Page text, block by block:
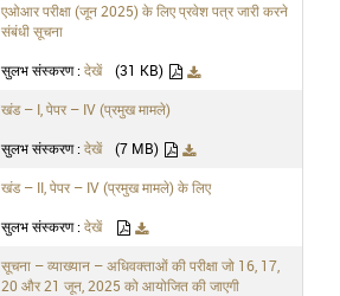
एओआर परीक्षा (जून 2025) के लिए प्रवेश पत्र जारी करने
संबंधी सूचना
सुलभ संस्करण :देखें (31 KB)
खंड – I, पेपर – IV (प्रमुख मामले)
सुलभ संस्करण : देखें (7 MB)
खंड – II, पेपर – IV (प्रमुख मामले) के लिए
सुलभ संस्करण :देखें
सूचना – व्याख्यान – अधिवक्ताओं की परीक्षा जो 16, 17,
20 और 21 जून, 2025 को आयोजित की जाएगी